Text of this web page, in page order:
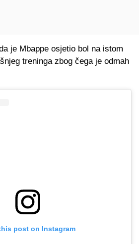
je Mbappe osjetio bol na istom
treninga zbog čega je odmah
post on Instagram